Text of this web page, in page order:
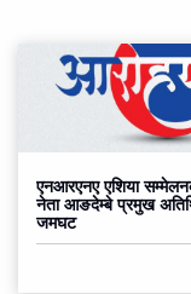
एनआरएनए एशिया
नेता आङदेम्बे प्रमुख
जमघट